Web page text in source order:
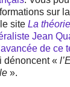
sur
site La
Jean
de ce
dénoncent «
».